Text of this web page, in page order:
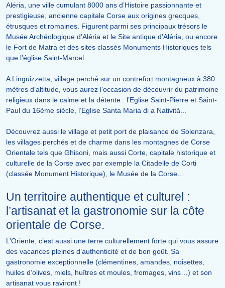
Aléria, une ville cumulant 8000 ans d’Histoire passionnante et
prestigieuse, ancienne capitale Corse aux origines grecques,
étrusques et romaines. Figurent parmi ses principaux trésors le
Musée Archéologique d’Aléria et le Site antique d’Aléria, ou encore
le Fort de Matra et des sites classés Monuments Historiques tels
que l’église Saint-Marcel.
A Linguizzetta, village perché sur un contrefort montagneux à 380
mètres d’altitude, vous aurez l’occasion de découvrir du patrimoine
religieux dans le calme et la détente : l’Eglise Saint-Pierre et Saint-
Paul du 16ème siècle, l’Eglise Santa Maria di a Natività...
Découvrez aussi le village et petit port de plaisance de Solenzara,
les villages perchés et de charme dans les montagnes de Corse
Orientale tels que Ghisoni, mais aussi Corte, capitale historique et
culturelle de la Corse avec par exemple la Citadelle de Corti
(classée Monument Historique), le Musée de la Corse…
Un territoire authentique et culturel :
l’artisanat et la gastronomie sur la côte
orientale de Corse.
L’Oriente, c’est aussi une terre culturellement forte qui vous assure
des vacances pleines d’authenticité et de bon goût. Sa
gastronomie exceptionnelle (clémentines, amandes, noisettes,
huiles d’olives, miels, huîtres et moules, fromages, vins…) et son
artisanat vous raviront !